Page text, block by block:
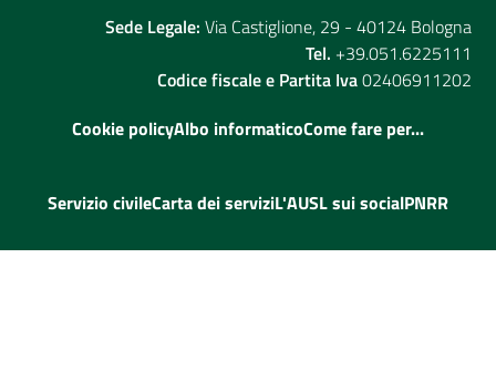
Sede Legale: Via Castiglione, 29 - 40124 Bologna
Tel. +39.051.6225111
Codice fiscale e Partita Iva02406911202
Cookie policyAlbo informaticoCome fare per...
Servizio civileCarta dei serviziL'AUSL sui socialPNRR